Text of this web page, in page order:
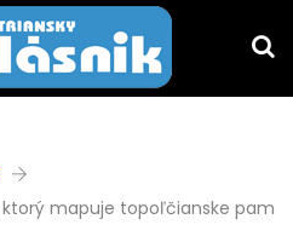
mapuje topoľčianske pam